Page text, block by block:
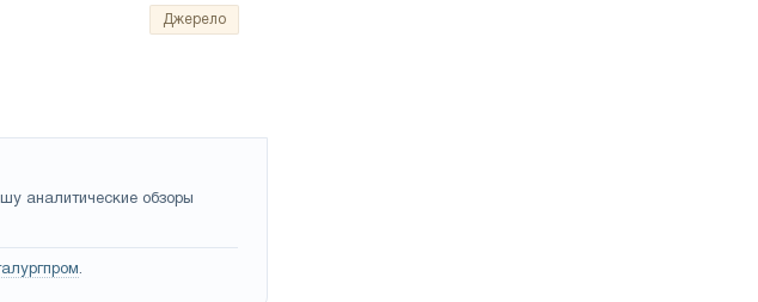
Джерело
аналитические обзоры
.